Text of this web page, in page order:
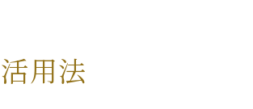
気候に合うネイルシールの選び方
用法